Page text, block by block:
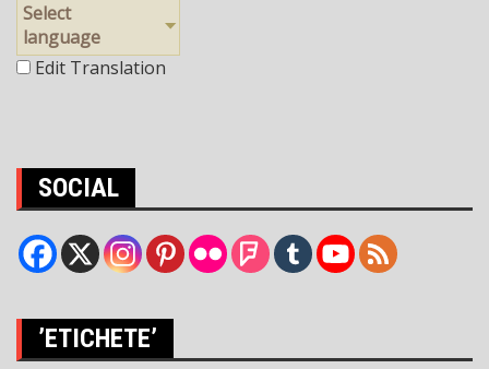
Select
language
Edit Translation
SOCIAL
’ETICHETE’